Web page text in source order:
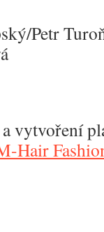
Petr
vytvoření
Hair